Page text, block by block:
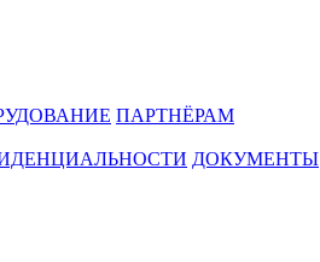
ПАРТНЁРАМ
ДОКУМЕНТЫ